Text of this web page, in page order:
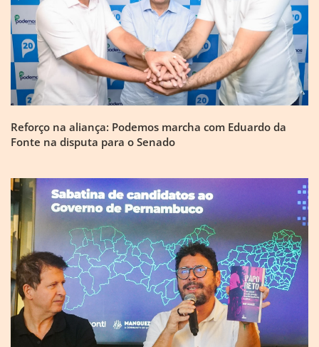
Reforço na aliança: Podemos marcha com Eduardo da
Fonte na disputa para o Senado